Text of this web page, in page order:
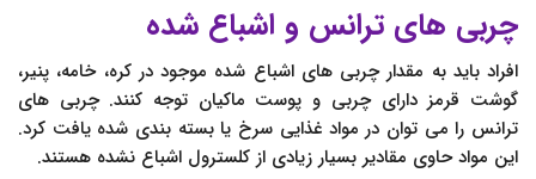
چربی های ترانس و اشباع شده
افراد باید به مقدار چربی های اشباع شده موجود در کره، خامه، پنیر،
گوشت قرمز دارای چربی و پوست ماکیان توجه کنند. چربی های
ترانس را می توان در مواد غذایی سرخ یا بسته بندی شده یافت کرد.
این مواد حاوی مقادیر بسیار زیادی از کلسترول اشباع نشده هستند.